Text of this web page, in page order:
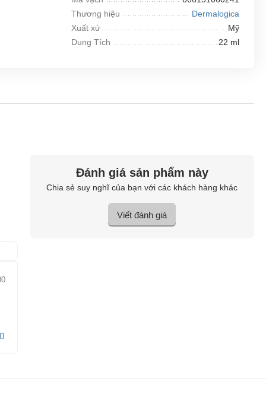
Thương hiệu
Dermalogica
Xuất xứ
Mỹ
Dung Tích
22 ml
Đánh giá sản phẩm này
Chia sẻ suy nghĩ của bạn với các khách hàng khác
Viết đánh giá